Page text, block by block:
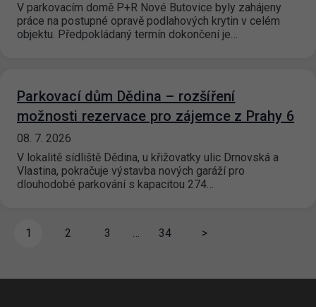
V parkovacím domě P+R Nové Butovice byly zahájeny
práce na postupné opravě podlahových krytin v celém
objektu. Předpokládaný termín dokončení je…
Parkovací dům Dědina – rozšíření
možnosti rezervace pro zájemce z Prahy 6
08. 7. 2026
V lokalitě sídliště Dědina, u křižovatky ulic Drnovská a
Vlastina, pokračuje výstavba nových garáží pro
dlouhodobé parkování s kapacitou 274…
1 2 3 … 34 >